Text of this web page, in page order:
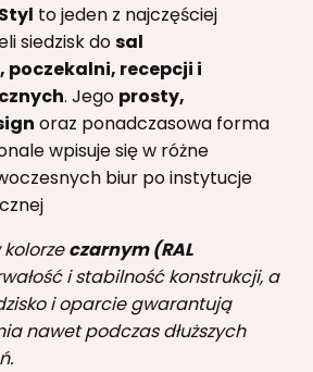
to jeden z najczęściej
siedzisk dosal
recepcji i
. Jego prosty,
oraz ponadczasowa forma
wpisuje się w różne
biur po instytucje
czarnym (RAL
i stabilność konstrukcji, a
i oparcie gwarantują
nawet podczas dłuższych